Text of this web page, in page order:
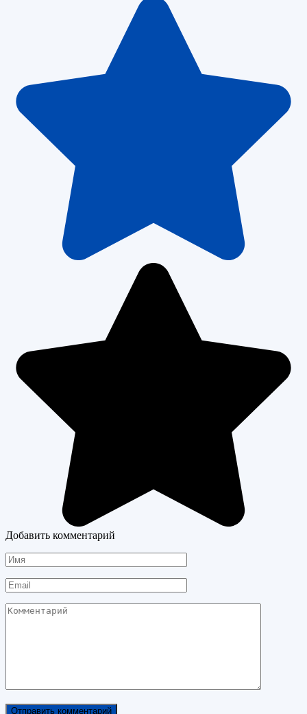
Добавить комментарий
Имя
Email
Комментарий